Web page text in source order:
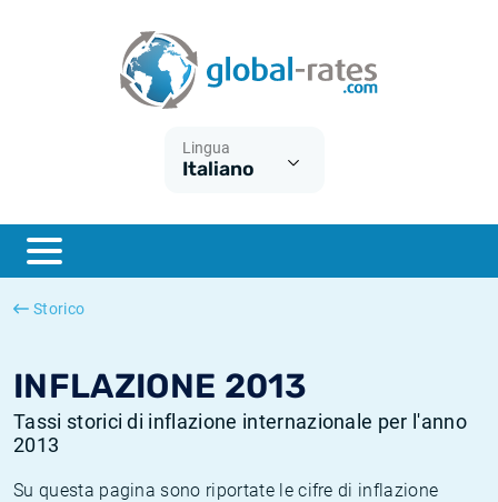
Lingua
Italiano
Storico
INFLAZIONE 2013
Tassi storici di inflazione internazionale per l'anno
2013
Su questa pagina sono riportate le cifre di inflazione
ESTER
SONIA
Cos'è l'inflazione CPI?
Cos'è l'inflazione HICP?
Inflazione Italia
Inflazione Stati Uniti
Tassi storici Euribor
Tassi storici di SONIA
Tassi storici di TONAR
Calcolatore dell’inflazione